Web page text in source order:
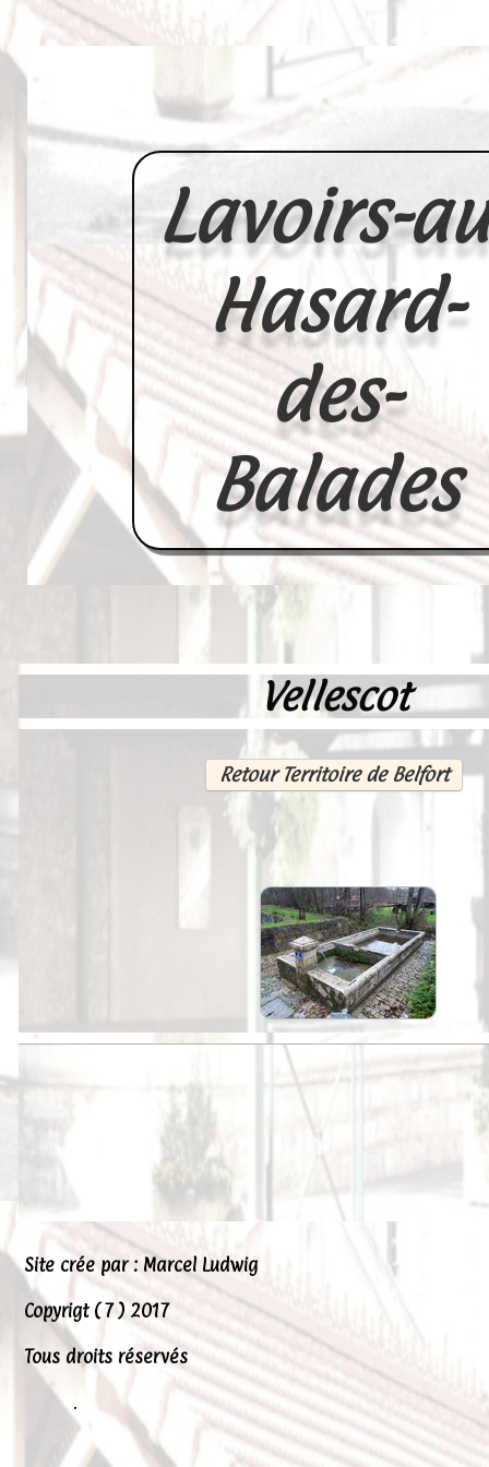
Lavoirs-
Hasard-
des-
Balades
Videos--Lavoirs
Outils-des-Lavandières
Cartes Postales-Anciennes et
Presse
Vellescot
Retour Territoire de Belfort
Site crée par : Marcel Ludwig
Copyrigt ( 7 ) 2017
Tous droits réservés
.